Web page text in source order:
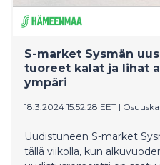
S-market Sysmän
tuoreet kalat ja lihat
ympäri
18.3.2024 15:52:28 EET |
Uudistuneen S-market
tällä viikolla, kun